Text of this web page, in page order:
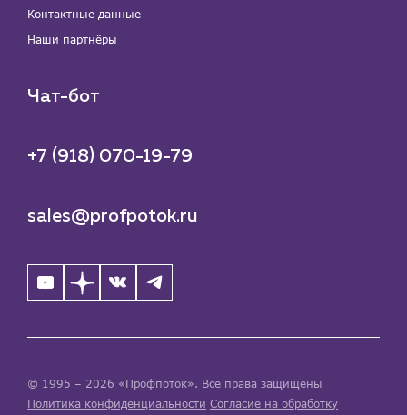
Контактные данные
Наши партнёры
Чат-бот
+7 (918) 070-19-79
sales@profpotok.ru
© 1995 – 2026 «Профпоток». Все права защищены
Политика конфиденциальности Согласие на обработку